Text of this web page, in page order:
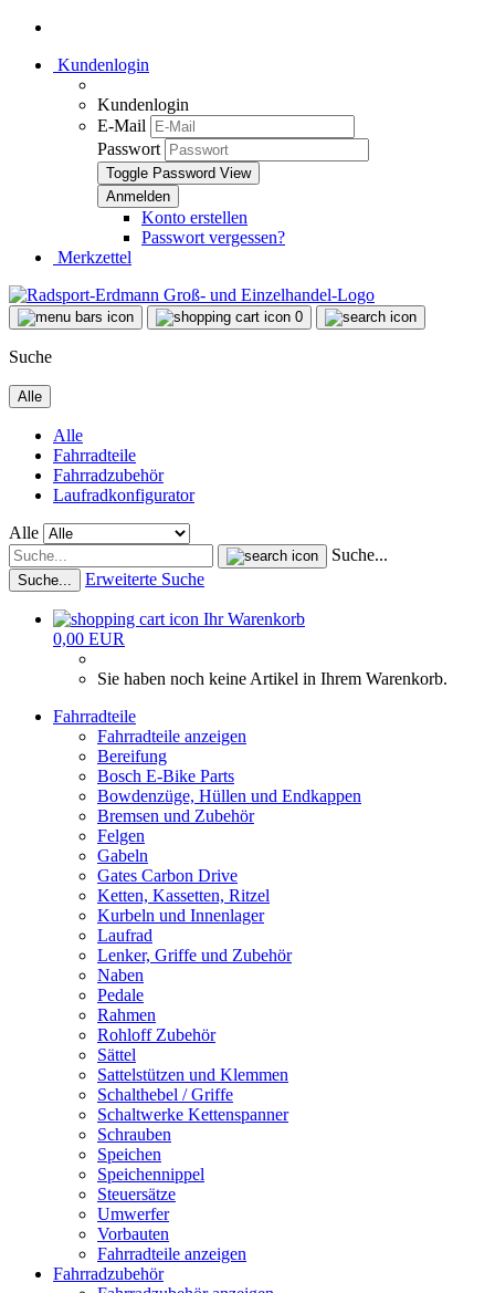
Kundenlogin
Kundenlogin
E-Mail
Passwort
Toggle Password View
Konto erstellen
Passwort vergessen?
Merkzettel
0
Suche
Alle
Alle
Fahrradteile
Fahrradzubehör
Laufradkonfigurator
Alle
Suche...
Suche... Erweiterte Suche
Ihr Warenkorb
0,00 EUR
Sie haben noch keine Artikel in Ihrem Warenkorb.
Fahrradteile
Fahrradteile anzeigen
Bereifung
Bosch E-Bike Parts
Bowdenzüge, Hüllen und Endkappen
Bremsen und Zubehör
Felgen
Gabeln
Gates Carbon Drive
Ketten, Kassetten, Ritzel
Kurbeln und Innenlager
Laufrad
Lenker, Griffe und Zubehör
Naben
Pedale
Rahmen
Rohloff Zubehör
Sättel
Sattelstützen und Klemmen
Schalthebel / Griffe
Schaltwerke Kettenspanner
Schrauben
Speichen
Speichennippel
Steuersätze
Umwerfer
Vorbauten
Fahrradteile anzeigen
Fahrradzubehör